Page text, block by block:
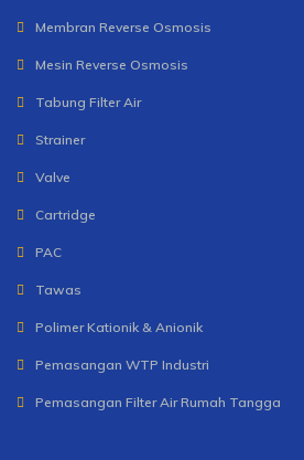
Membran Reverse Osmosis
Mesin Reverse Osmosis
Tabung Filter Air
Strainer
Valve
Cartridge
PAC
Tawas
Polimer Kationik & Anionik
Pemasangan WTP Industri
Pemasangan Filter Air Rumah Tangga